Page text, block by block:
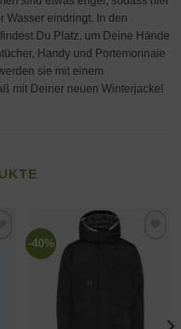
Wasser eindringt. In den
Du Platz, um Deine Hände
Handy und Portemonnaie
sie mit einem
mit Deiner neuen Winterjacke!
-40%
Zur
Wunschliste